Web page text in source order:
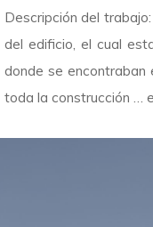
Descripción del
del edificio, el cual
donde se encontraban
toda la construcción …